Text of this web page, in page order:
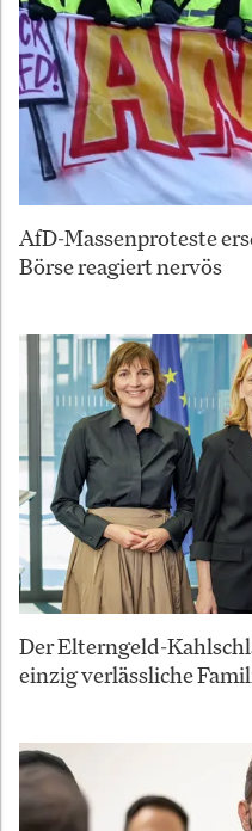
AfD-Massenproteste
Börse reagiert nervös
Der Elterngeld-
einzig verlässliche